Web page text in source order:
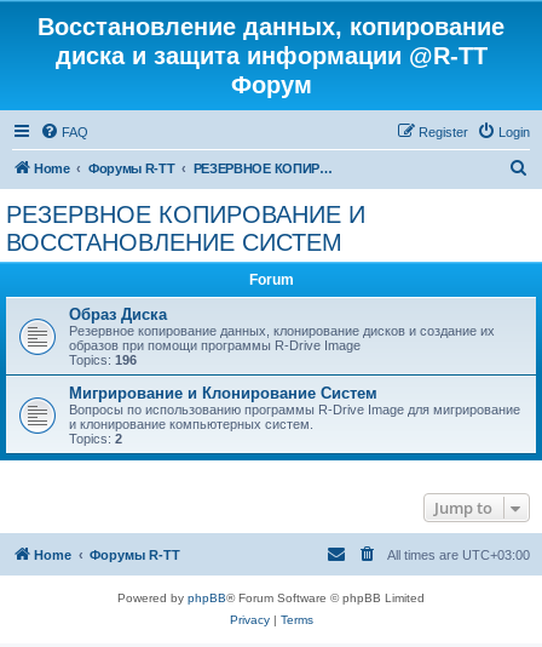
Восстановление данных, копирование
диска и защита информации @R-TT
Форум
FAQ Login
Register
Home Форумы R-TT РЕЗЕРВНОЕ КОПИРОВАНИЕ И ВОССТАНОВЛЕНИЕ СИСТЕМ
РЕЗЕРВНОЕ КОПИРОВАНИЕ И
ВОССТАНОВЛЕНИЕ СИСТЕМ
Forum
Образ Диска
Резервное копирование данных, клонирование дисков и создание их
образов при помощи программы R-Drive Image
Topics: 196
Мигрирование и Клонирование Систем
Вопросы по использованию программы R-Drive Image для мигрирование
и клонирование компьютерных систем.
Topics: 2
Jump to
Home Форумы R-TT All times are UTC+03:00
Powered by phpBB® Forum Software © phpBB Limited
Privacy| Terms